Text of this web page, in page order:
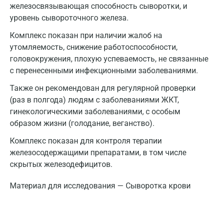
железосвязывающая способность сыворотки, и
уровень сывороточного железа.
Комплекс показан при наличии жалоб на
утомляемость, снижение работоспособности,
головокружения, плохую успеваемость, не связанные
с перенесенными инфекционными заболеваниями.
Также он рекомендован для регулярной проверки
(раз в полгода) людям с заболеваниями ЖКТ,
гинекологическими заболеваниями, с особым
образом жизни (голодание, веганство).
Комплекс показан для контроля терапии
железосодержащими препаратами, в том числе
скрытых железодефицитов.
Материал для исследования — Сыворотка крови